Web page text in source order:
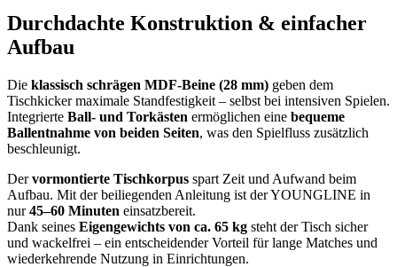
Durchdachte Konstruktion & einfacher
Aufbau
Die klassisch schrägen MDF-Beine (28 mm) geben dem
Tischkicker maximale Standfestigkeit – selbst bei intensiven Spielen.
Integrierte Ball- und Torkästen ermöglichen eine bequeme
Ballentnahme von beiden Seiten, was den Spielfluss zusätzlich
beschleunigt.
Dervormontierte Tischkorpus spart Zeit und Aufwand beim
Aufbau. Mit der beiliegenden Anleitung ist der YOUNGLINE in
nur45–60 Minuten einsatzbereit.
Dank seines Eigengewichts von ca. 65 kg steht der Tisch sicher
und wackelfrei – ein entscheidender Vorteil für lange Matches und
wiederkehrende Nutzung in Einrichtungen.